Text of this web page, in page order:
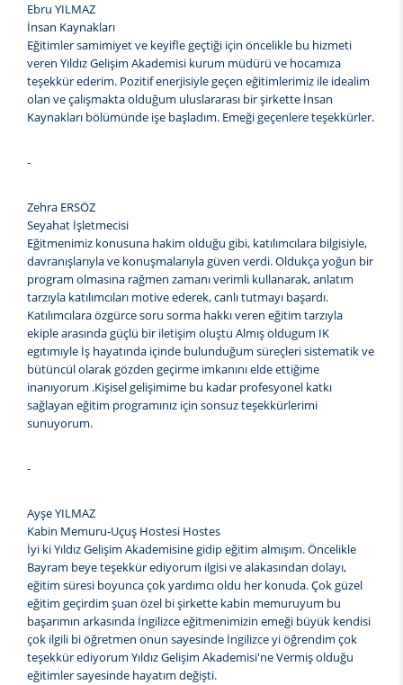
Ebru YILMAZ
İnsan Kaynakları
Eğitimler samimiyet ve keyifle geçtiği için öncelikle bu hizmeti
veren Yıldız Gelişim Akademisi kurum müdürü ve hocamıza
teşekkür ederim. Pozitif enerjisiyle geçen eğitimlerimiz ile idealim
olan ve çalışmakta olduğum uluslararası bir şirkette İnsan
Kaynakları bölümünde işe başladım. Emeği geçenlere teşekkürler.
-
Zehra ERSÖZ
Seyahat İşletmecisi
Eğitmenimiz konusuna hakim olduğu gibi, katılımcılara bilgisiyle,
davranışlarıyla ve konuşmalarıyla güven verdi. Oldukça yoğun bir
program olmasına rağmen zamanı verimli kullanarak, anlatım
tarzıyla katılımcıları motive ederek, canlı tutmayı başardı.
Katılımcılara özgürce soru sorma hakkı veren eğitim tarzıyla
ekiple arasında güçlü bir iletişim oluştu Almış oldugum IK
egıtımıyle İş hayatında içinde bulunduğum süreçleri sistematik ve
bütüncül olarak gözden geçirme imkanını elde ettiğime
inanıyorum .Kişisel gelişimime bu kadar profesyonel katkı
sağlayan eğitim programınız için sonsuz teşekkürlerimi
sunuyorum.
-
Ayşe YILMAZ
Kabin Memuru-Uçuş Hostesi Hostes
İyi ki Yıldız Gelişim Akademisine gidip eğitim almışım. Öncelikle
Bayram beye teşekkür ediyorum ilgisi ve alakasından dolayı,
eğitim süresi boyunca çok yardımcı oldu her konuda. Çok güzel
eğitim geçirdim şuan özel bi şirkette kabin memuruyum bu
başarımın arkasında İngilizce eğitmenimizin emeği büyük kendisi
çok ilgili bi öğretmen onun sayesinde İngilizce yi öğrendim çok
teşekkür ediyorum Yıldız Gelişim Akademisi'ne Vermiş olduğu
eğitimler sayesinde hayatım değişti.